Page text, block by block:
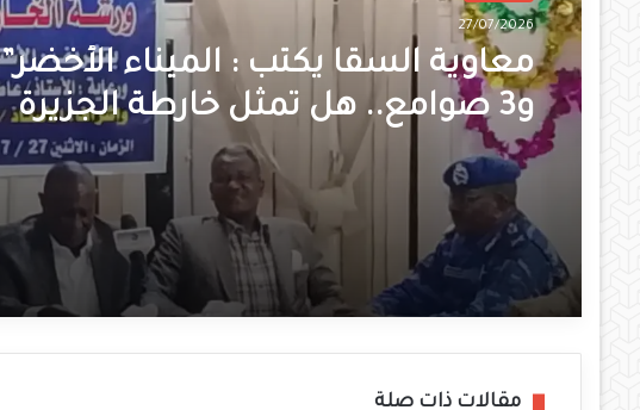
27/07/2026
معاوية السقا يكتب : الميناء الأخضر”
و3 صوامع.. هل تمثل خارطة الجزيرة
الزراعية نقطة تحول لإعادة إعمار
الولاية؟
مقالات ذات صلة